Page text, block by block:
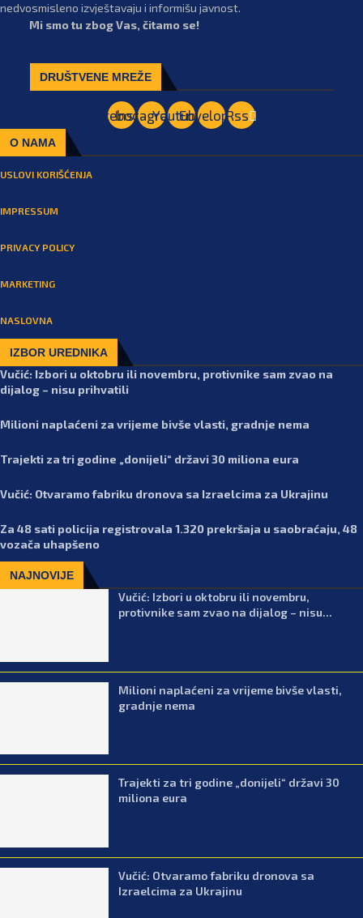
nedvosmisleno izvještavaju i informišu javnost.
Mi smo tu zbog Vas, čitamo se!
DRUŠTVENE MREŽE
Facebook
Instagram
YoutubeEnvelopeRss
O NAMA
USLOVI KORIŠĆENJA
IMPRESSUM
PRIVACY POLICY
MARKETING
NASLOVNA
IZBOR UREDNIKA
Vučić: Izbori u oktobru ili novembru, protivnike sam zvao na
dijalog – nisu prihvatili
Milioni naplaćeni za vrijeme bivše vlasti, gradnje nema
Trajekti za tri godine „donijeli“ državi 30 miliona eura
Vučić: Otvaramo fabriku dronova sa Izraelcima za Ukrajinu
Za 48 sati policija registrovala 1.320 prekršaja u saobraćaju, 48
vozača uhapšeno
NAJNOVIJE
Vučić: Izbori u oktobru ili novembru,
protivnike sam zvao na dijalog – nisu...
Milioni naplaćeni za vrijeme bivše vlasti,
gradnje nema
Trajekti za tri godine „donijeli“ državi 30
miliona eura
Vučić: Otvaramo fabriku dronova sa
Izraelcima za Ukrajinu